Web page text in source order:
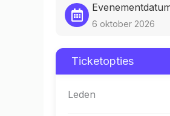
6 oktober 2026
Ticketopties
Leden